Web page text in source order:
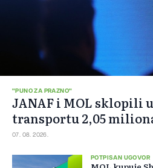
"PUNO ZA PRAZNO"
JANAF i MOL sklopili
transportu 2,05
07. 08. 2026.
POTPISAN UGOVOR